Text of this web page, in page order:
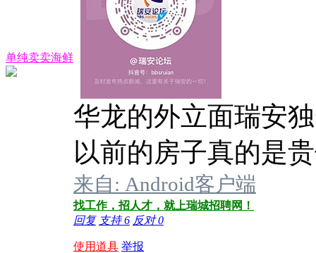
单纯卖卖海鲜
华龙的外立面瑞安
以前的房子真的是
来自: Android客户端
找工作，招人才，就上瑞城招聘网！
回复 支持6 反对0
使用道具 举报